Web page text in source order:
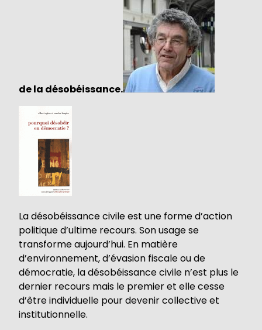
de la désobéissance.
La désobéissance civile est une forme d’action
politique d’ultime recours. Son usage se
transforme aujourd’hui. En matière
d’environnement, d’évasion fiscale ou de
démocratie, la désobéissance civile n’est plus le
dernier recours mais le premier et elle cesse
d’être individuelle pour devenir collective et
institutionnelle.